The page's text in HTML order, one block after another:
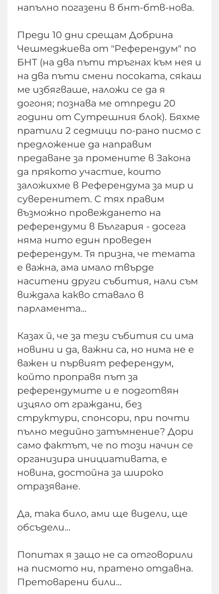
напълно погазени в бнт-бтв-нова.
Преди 10 дни срещам Добрина
Чешмеджиева от "Референдум" по
БНТ (на два пъти тръгнах към нея и
на два пъти смени посоката, сякаш
ме избягваше, наложи се да я
догоня; познава ме отпреди 20
години от Сутрешния блок). Бяхме
пратили 2 седмици по-рано писмо с
предложение да направим
предаване за промените в Закона
да прякото участие, които
заложихме в Референдума за мир и
суверенитет. С тях правим
възможно провеждането на
референдуми в България - досега
няма нито един проведен
референдум. Тя призна, че темата
е важна, ама имало твърде
наситени други събития, нали съм
виждала какво ставало в
парламента...
Казах й, че за тези събития си има
новини и да, важни са, но нима не е
важен и първият референдум,
който проправя път за
референдумите и е подготвян
изцяло от граждани, без
структури, спонсори, при почти
пълно медийно затъмнение? Дори
само фактът, че по този начин се
организира инициативата, е
новина, достойна за широко
отразяване.
Да, така било, ами ще видели, ще
обсъдели...
Попитах я защо не са отговорили
на писмото ни, пратено отдавна.
Претоварени били...